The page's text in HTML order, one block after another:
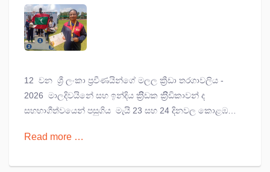
පදක්කම් දෙකක් දිනූ ඔනිකා
12 වන ශ්‍රී ලංකා ප්‍රවීණයින්ගේ මලල ක්‍රීඩා තරගාවලිය -
2026 මාලදිවයිනේ සහ ඉන්දිය ක්‍රිිඩක ක්‍රිිඩිකාවන් ද
සහභාගීත්වයෙන් පසුගිය මැයි 23 සහ 24 දිනවල කොළඹ
Read more …